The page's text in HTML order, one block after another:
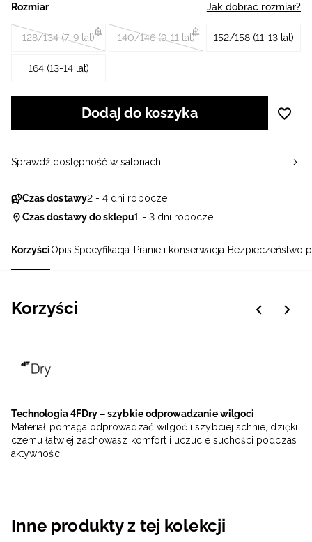
KorzyściOpis Specyfikacja Pranie i konserwacja Bezpieczeństwo
Korzyści
Technologia 4FDry – szybkie odprowadzanie wilgoci
Materiał pomaga odprowadzać wilgoć i szybciej schnie, dzięki
czemu łatwiej zachowasz komfort i uczucie suchości podczas
aktywności.
Rozmiar Jak dobrać rozmiar?
128/134 (7-9 lat) 140/146 (9-11 lat) 152/158 (11-13 lat)
164 (13-14 lat)
Dodaj do koszyka
Czas dostawy2 - 4 dni robocze
Czas dostawy do sklepu1 - 3 dni robocze
Sprawdź dostępność w salonach
Inne produkty z tej kolekcji